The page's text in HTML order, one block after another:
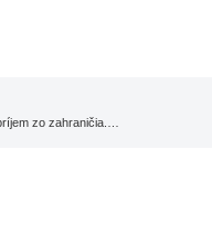
zo zahraničia.…